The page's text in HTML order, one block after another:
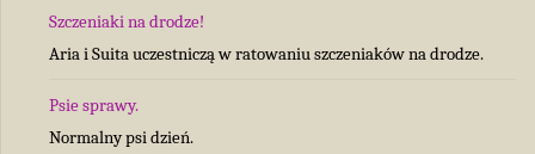
Szczeniaki na drodze!
Aria i Suita uczestniczą w ratowaniu szczeniaków na drodze.
Psie sprawy.
Normalny psi dzień.